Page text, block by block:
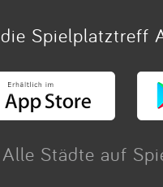
Spielplatztreff
Alle Städte auf